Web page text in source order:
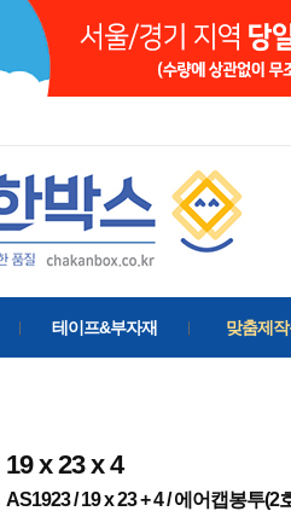
테이프&부자재 맞춤제작
19 x23 x4
AS1923 / 19 x 23 + 4 / 에어캡봉투(2